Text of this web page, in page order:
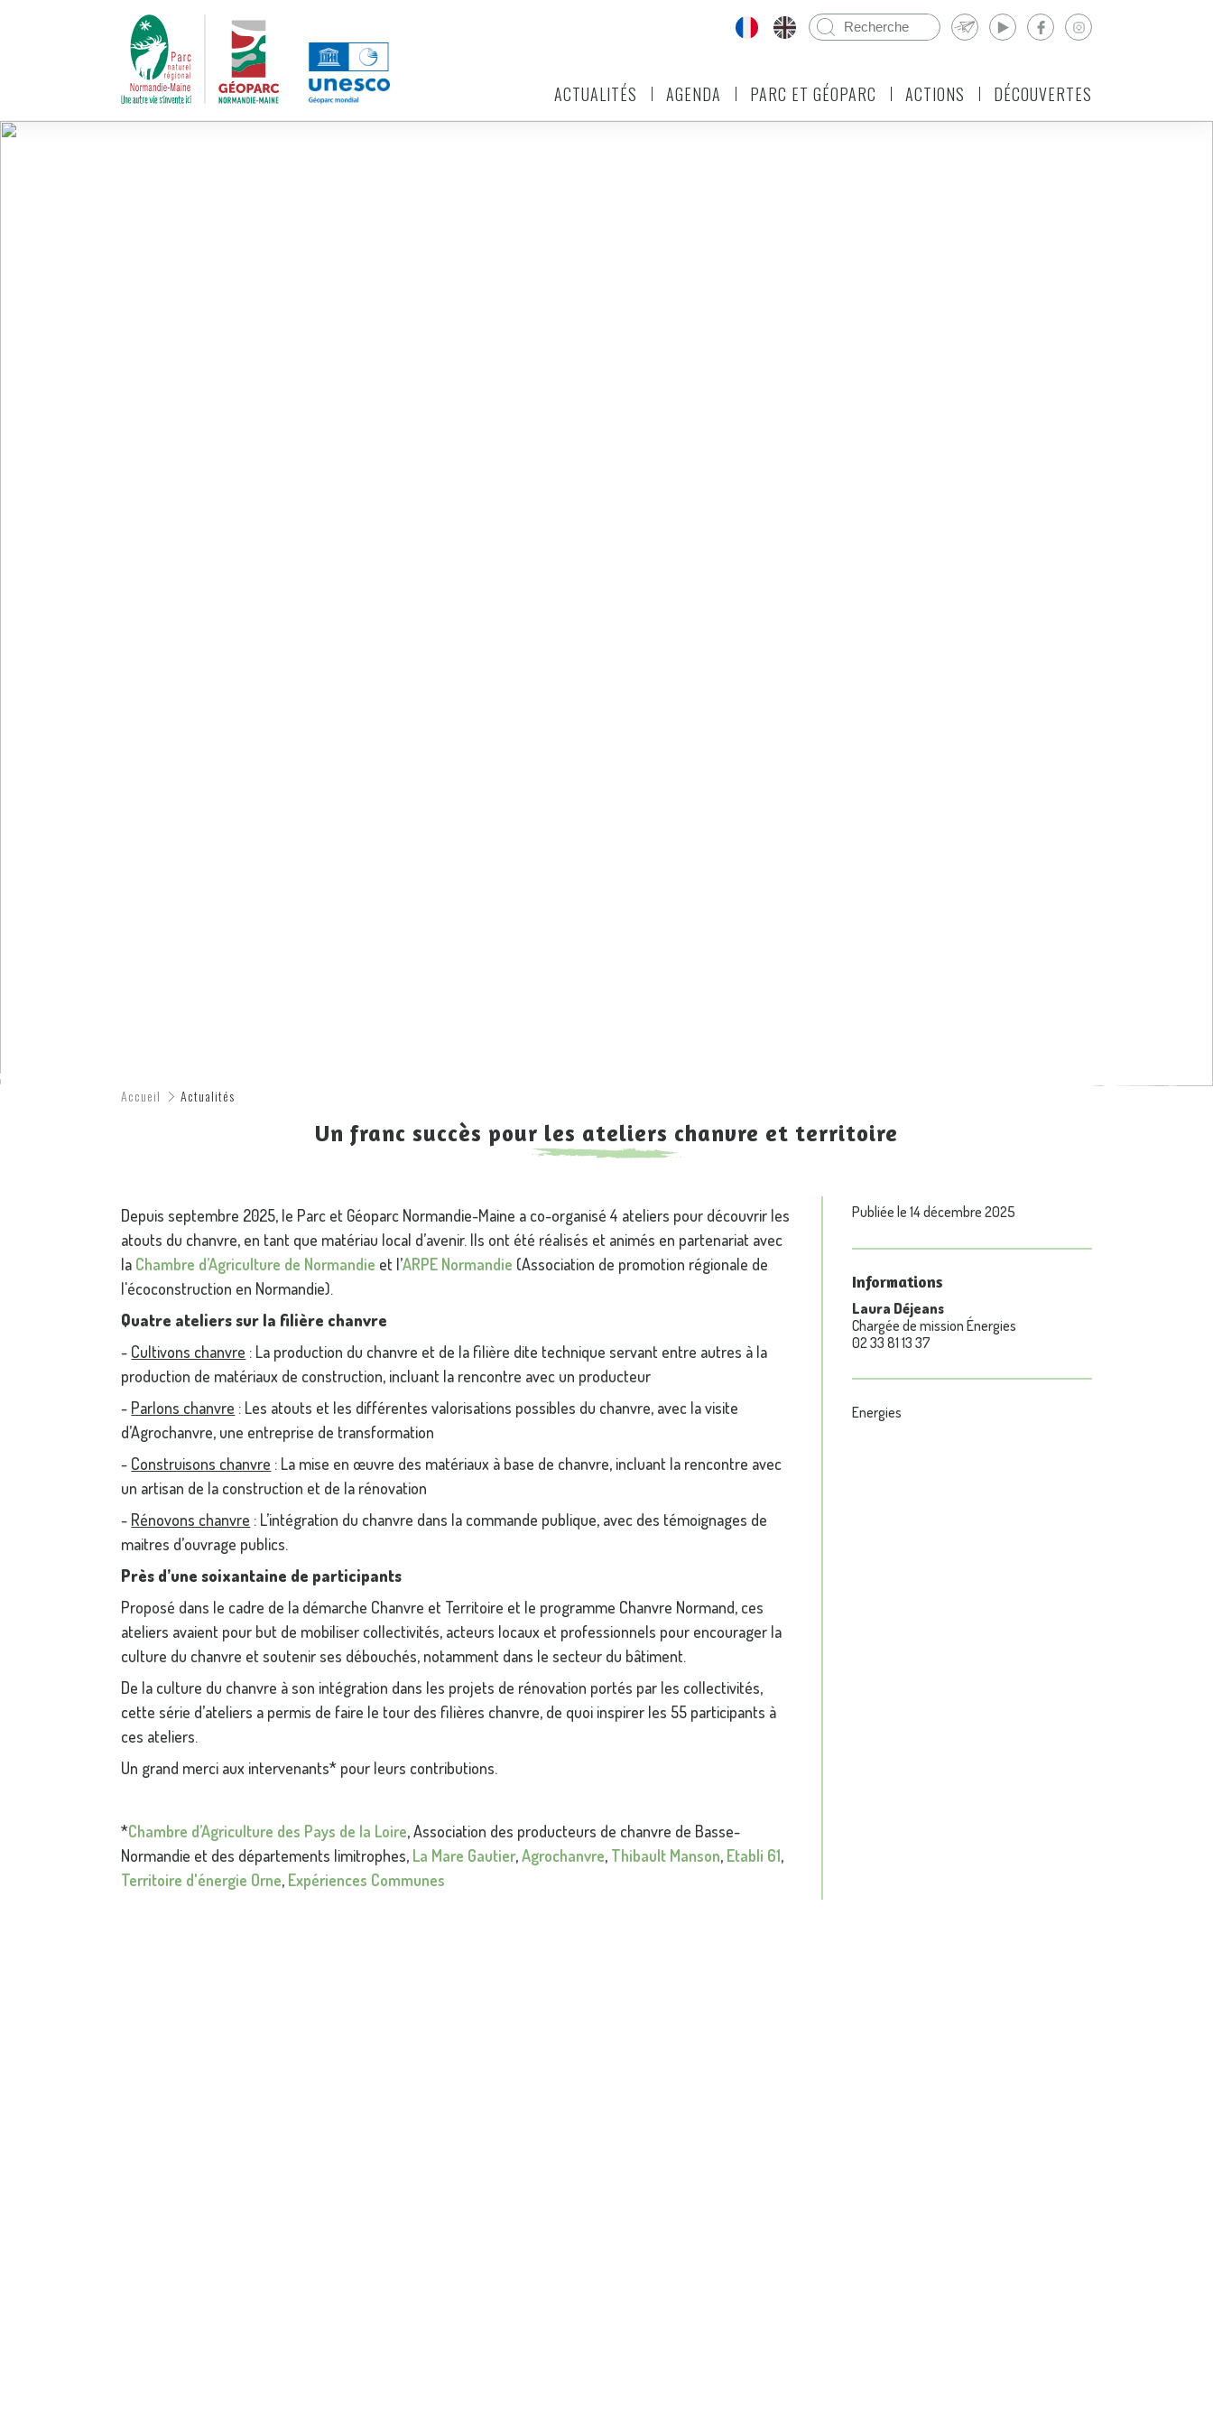
ACTUALITÉS AGENDA PARC ET GÉOPARC ACTIONS DÉCOUVERTES
Accueil Actualités
Un franc succès pour les ateliers chanvre et territoire
Depuis septembre 2025, le Parc et Géoparc Normandie-Maine a co-organisé 4 ateliers pour découvrir les
atouts du chanvre, en tant que matériau local d’avenir. Ils ont été réalisés et animés en partenariat avec
la Chambre d’Agriculture de Normandie et l’ARPE Normandie (Association de promotion régionale de
l'écoconstruction en Normandie).
Quatre ateliers sur la filière chanvre
- Cultivons chanvre : La production du chanvre et de la filière dite technique servant entre autres à la
production de matériaux de construction, incluant la rencontre avec un producteur
- Parlons chanvre : Les atouts et les différentes valorisations possibles du chanvre, avec la visite
d’Agrochanvre, une entreprise de transformation
- Construisons chanvre : La mise en œuvre des matériaux à base de chanvre, incluant la rencontre avec
un artisan de la construction et de la rénovation
- Rénovons chanvre : L’intégration du chanvre dans la commande publique, avec des témoignages de
maitres d’ouvrage publics.
Près d’une soixantaine de participants
Proposé dans le cadre de la démarche Chanvre et Territoire et le programme Chanvre Normand, ces
ateliers avaient pour but de mobiliser collectivités, acteurs locaux et professionnels pour encourager la
culture du chanvre et soutenir ses débouchés, notamment dans le secteur du bâtiment.
De la culture du chanvre à son intégration dans les projets de rénovation portés par les collectivités,
cette série d’ateliers a permis de faire le tour des filières chanvre, de quoi inspirer les 55 participants à
ces ateliers.
Un grand merci aux intervenants* pour leurs contributions.
*Chambre d’Agriculture des Pays de la Loire, Association des producteurs de chanvre de Basse-
Normandie et des départements limitrophes, La Mare Gautier,Agrochanvre, Thibault Manson, Etabli 61,
Territoire d'énergie Orne, Expériences Communes
Publiée le 14 décembre 2025
Informations
Laura Déjeans
Chargée de mission Énergies
02 33 81 13 37
Energies